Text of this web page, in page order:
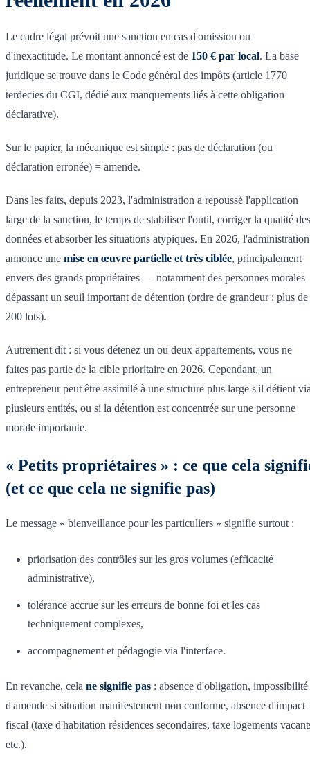
Le cadre légal prévoit une sanction en cas d'omission ou
d'inexactitude. Le montant annoncé est de 150 € par local. La base
juridique se trouve dans le Code général des impôts (article 1770
terdecies du CGI, dédié aux manquements liés à cette obligation
déclarative).
Sur le papier, la mécanique est simple : pas de déclaration (ou
déclaration erronée) = amende.
Dans les faits, depuis 2023, l'administration a repoussé l'application
large de la sanction, le temps de stabiliser l'outil, corriger la qualité des
données et absorber les situations atypiques. En 2026, l'administration
annonce une mise en œuvre partielle et très ciblée, principalement
envers des grands propriétaires — notamment des personnes morales
dépassant un seuil important de détention (ordre de grandeur : plus de
200 lots).
Autrement dit : si vous détenez un ou deux appartements, vous ne
faites pas partie de la cible prioritaire en 2026. Cependant, un
entrepreneur peut être assimilé à une structure plus large s'il détient
plusieurs entités, ou si la détention est concentrée sur une personne
morale importante.
« Petits propriétaires » : ce que cela
(et ce que cela ne signifie pas)
Le message « bienveillance pour les particuliers » signifie surtout :
priorisation des contrôles sur les gros volumes (efficacité
administrative),
tolérance accrue sur les erreurs de bonne foi et les cas
techniquement complexes,
accompagnement et pédagogie via l'interface.
En revanche, cela ne signifie pas : absence d'obligation, impossibilité
d'amende si situation manifestement non conforme, absence d'impact
fiscal (taxe d'habitation résidences secondaires, taxe logements
etc.).